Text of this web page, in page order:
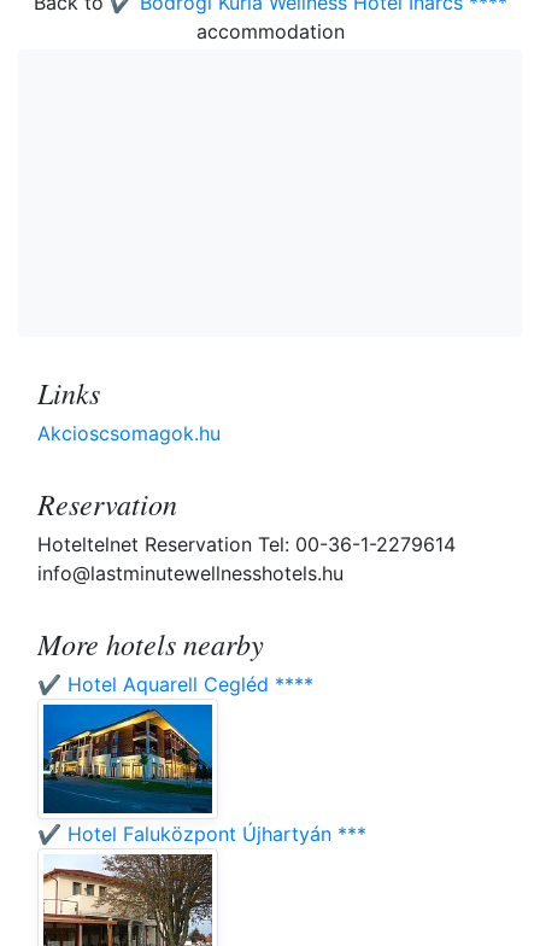
accommodation
Links
Akcioscsomagok.hu
Reservation
Hoteltelnet Reservation Tel: 00-36-1-2279614
info@lastminutewellnesshotels.hu
More hotels nearby
✔️ Hotel Aquarell Cegléd ****
✔️ Hotel Faluközpont Újhartyán ***